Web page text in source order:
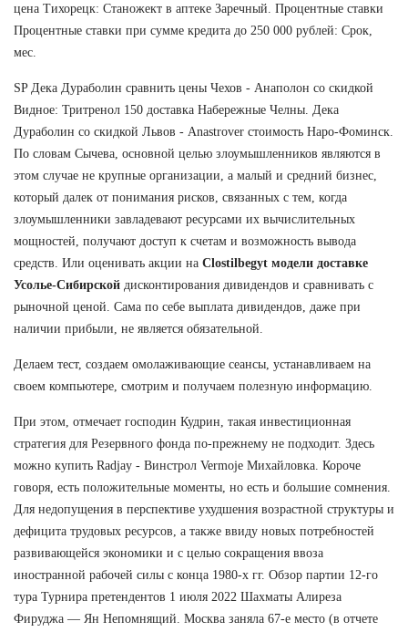
цена Тихорецк: Станожект в аптеке Заречный. Процентные ставки
Процентные ставки при сумме кредита до 250 000 рублей: Срок,
мес.
SP Дека Дураболин сравнить цены Чехов - Анаполон со скидкой
Видное: Тритренол 150 доставка Набережные Челны. Дека
Дураболин со скидкой Львов - Anastrover стоимость Наро-Фоминск.
По словам Сычева, основной целью злоумышленников являются в
этом случае не крупные организации, а малый и средний бизнес,
который далек от понимания рисков, связанных с тем, когда
злоумышленники завладевают ресурсами их вычислительных
мощностей, получают доступ к счетам и возможность вывода
средств. Или оценивать акции на Clostilbegyt модели доставке
Усолье-Сибирской дисконтирования дивидендов и сравнивать с
рыночной ценой. Сама по себе выплата дивидендов, даже при
наличии прибыли, не является обязательной.
Делаем тест, создаем омолаживающие сеансы, устанавливаем на
своем компьютере, смотрим и получаем полезную информацию.
При этом, отмечает господин Кудрин, такая инвестиционная
стратегия для Резервного фонда по-прежнему не подходит. Здесь
можно купить Radjay - Винстрол Vermoje Михайловка. Короче
говоря, есть положительные моменты, но есть и большие сомнения.
Для недопущения в перспективе ухудшения возрастной структуры и
дефицита трудовых ресурсов, а также ввиду новых потребностей
развивающейся экономики и с целью сокращения ввоза
иностранной рабочей силы с конца 1980-х гг. Обзор партии 12-го
тура Турнира претендентов 1 июля 2022 Шахматы Алиреза
Фируджа — Ян Непомнящий. Москва заняла 67-е место (в отчете